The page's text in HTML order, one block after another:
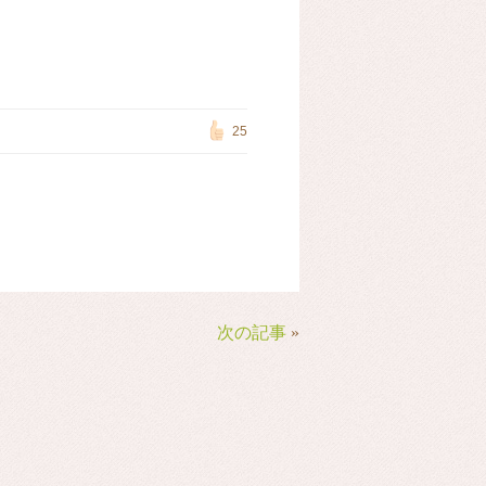
25
次の記事 »